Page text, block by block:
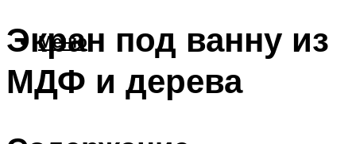
Меню
Экран под ванну из
МДФ и дерева